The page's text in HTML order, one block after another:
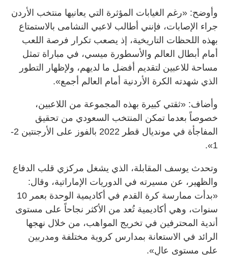
وأوضح: «رغم الغيابات المؤثرة التي يعانيها منتخب الأردن
جراء الإصابات، فإنني أطالب لاعبي النشامى بالاستمتاع
بهذه اللحظات التاريخية، إذ يصعب تكرار فرصة اللعب
أمام أبطال العالم والأسطورة ميسي، في مباراة تمثل
مساحة للاعبين لتقديم أفضل ما لديهم، ولإظهار التطور
الذي شهدته الكرة الأردنية أمام العالم أجمع».
وأضاف: «ثقتي كبيرة بهذه المجموعة من اللاعبين،
خصوصاً بعدما تمكن المنتخب السعودي من تحقيق
المفاجأة في مونديال قطر 2022 بالفوز على الأرجنتين 2-
1».
وتحدث يوسف المقابلة، الذي يشغل مركزي قلب الدفاع
والظهير، عن مسيرته في الدوريات الإماراتية، وقال:
«بدأت ممارسة كرة القدم في أكاديمية الوحدة بعمر 10
سنوات، وهي أكاديمية تُعد من الأكثر نجاحاً على مستوى
أندية المحترفين في تخريج المواهب، من خلال نهجها
الرائد في الاستعانة بمدارس كروية مختلفة ومدربين
على مستوى عالٍ».